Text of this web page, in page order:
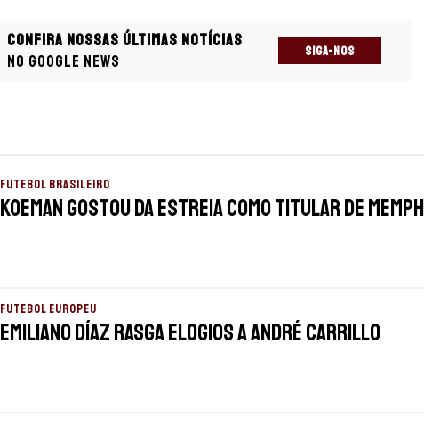
Confira nossas últimas notícias
no Google News
SIGA-NOS
FUTEBOL BRASILEIRO
Koeman gostou da estreia como titular de
FUTEBOL EUROPEU
Emiliano Díaz rasga elogios a André Carrillo